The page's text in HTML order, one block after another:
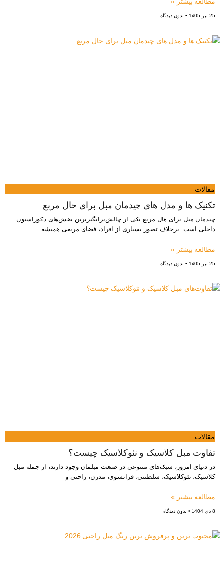
مطالعه بیشتر »
25 تیر 1405 بدون دیدگاه
مقالات
تکنیک ها و مدل های چیدمان مبل برای حال مربع
چیدمان مبل برای هال مربع یکی از چالش‌برانگیزترین بخش‌های دکوراسیون
داخلی است. برخلاف تصور بسیاری از افراد، فضای مربعی همیشه
مطالعه بیشتر »
25 تیر 1405 بدون دیدگاه
مقالات
تفاوت‌ مبل کلاسیک و نئوکلاسیک چیست؟
در دنیای امروز، سبک‌های متنوعی در صنعت مبلمان وجود دارند، از جمله مبل
کلاسیک، نئوکلاسیک، سلطنتی، فرانسوی، مدرن، راحتی و
مطالعه بیشتر »
8 دی 1404 بدون دیدگاه